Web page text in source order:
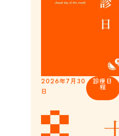
2026年7月30
日
診療日
程